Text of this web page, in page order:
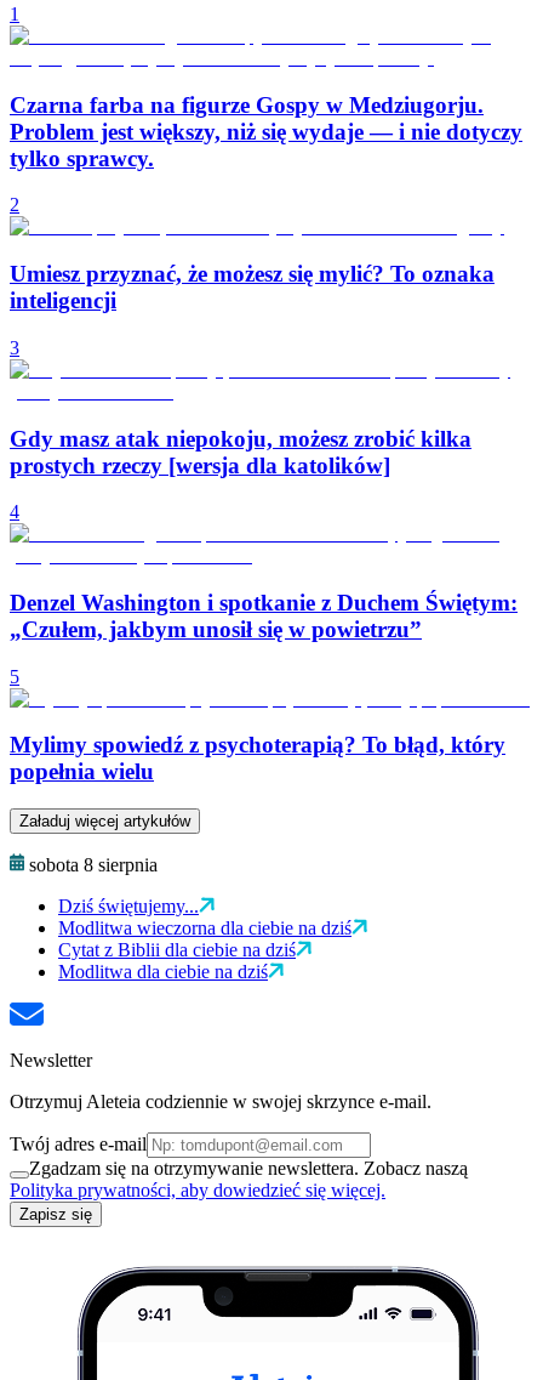
1
Czarna farba na figurze Gospy w Medziugorju.
Problem jest większy, niż się wydaje — i nie dotyczy
tylko sprawcy.
2
Umiesz przyznać, że możesz się mylić? To oznaka
inteligencji
3
Gdy masz atak niepokoju, możesz zrobić kilka
prostych rzeczy [wersja dla katolików]
4
Denzel Washington i spotkanie z Duchem Świętym:
„Czułem, jakbym unosił się w powietrzu”
5
Mylimy spowiedź z psychoterapią? To błąd, który
popełnia wielu
Załaduj więcej artykułów
sobota 8 sierpnia
Dziś świętujemy...
Modlitwa wieczorna dla ciebie na dziś
Cytat z Biblii dla ciebie na dziś
Modlitwa dla ciebie na dziś
Newsletter
Otrzymuj Aleteia codziennie w swojej skrzynce e-mail.
Twój adres e-mail
Zgadzam się na otrzymywanie newslettera. Zobacz naszą
Polityka prywatności, aby dowiedzieć się więcej.
Zapisz się